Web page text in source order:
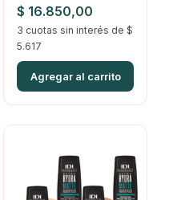
El
precio
original
era:
$ 16.850,00
precio
es:
$ 16.850,00.
3 cuotas sin interés de $
5.617
Agregar al carrito